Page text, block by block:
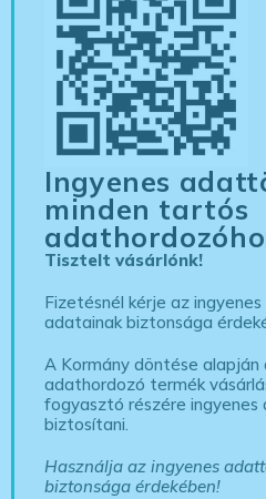
Ingyenes
minden tartós
Tisztelt vásárlónk!
Fizetésnél kérje az
adatainak biztonsága
A Kormány döntése
adathordozó termék
fogyasztó részére
biztosítani.
Használja az ingyenes
biztonsága érdekében!